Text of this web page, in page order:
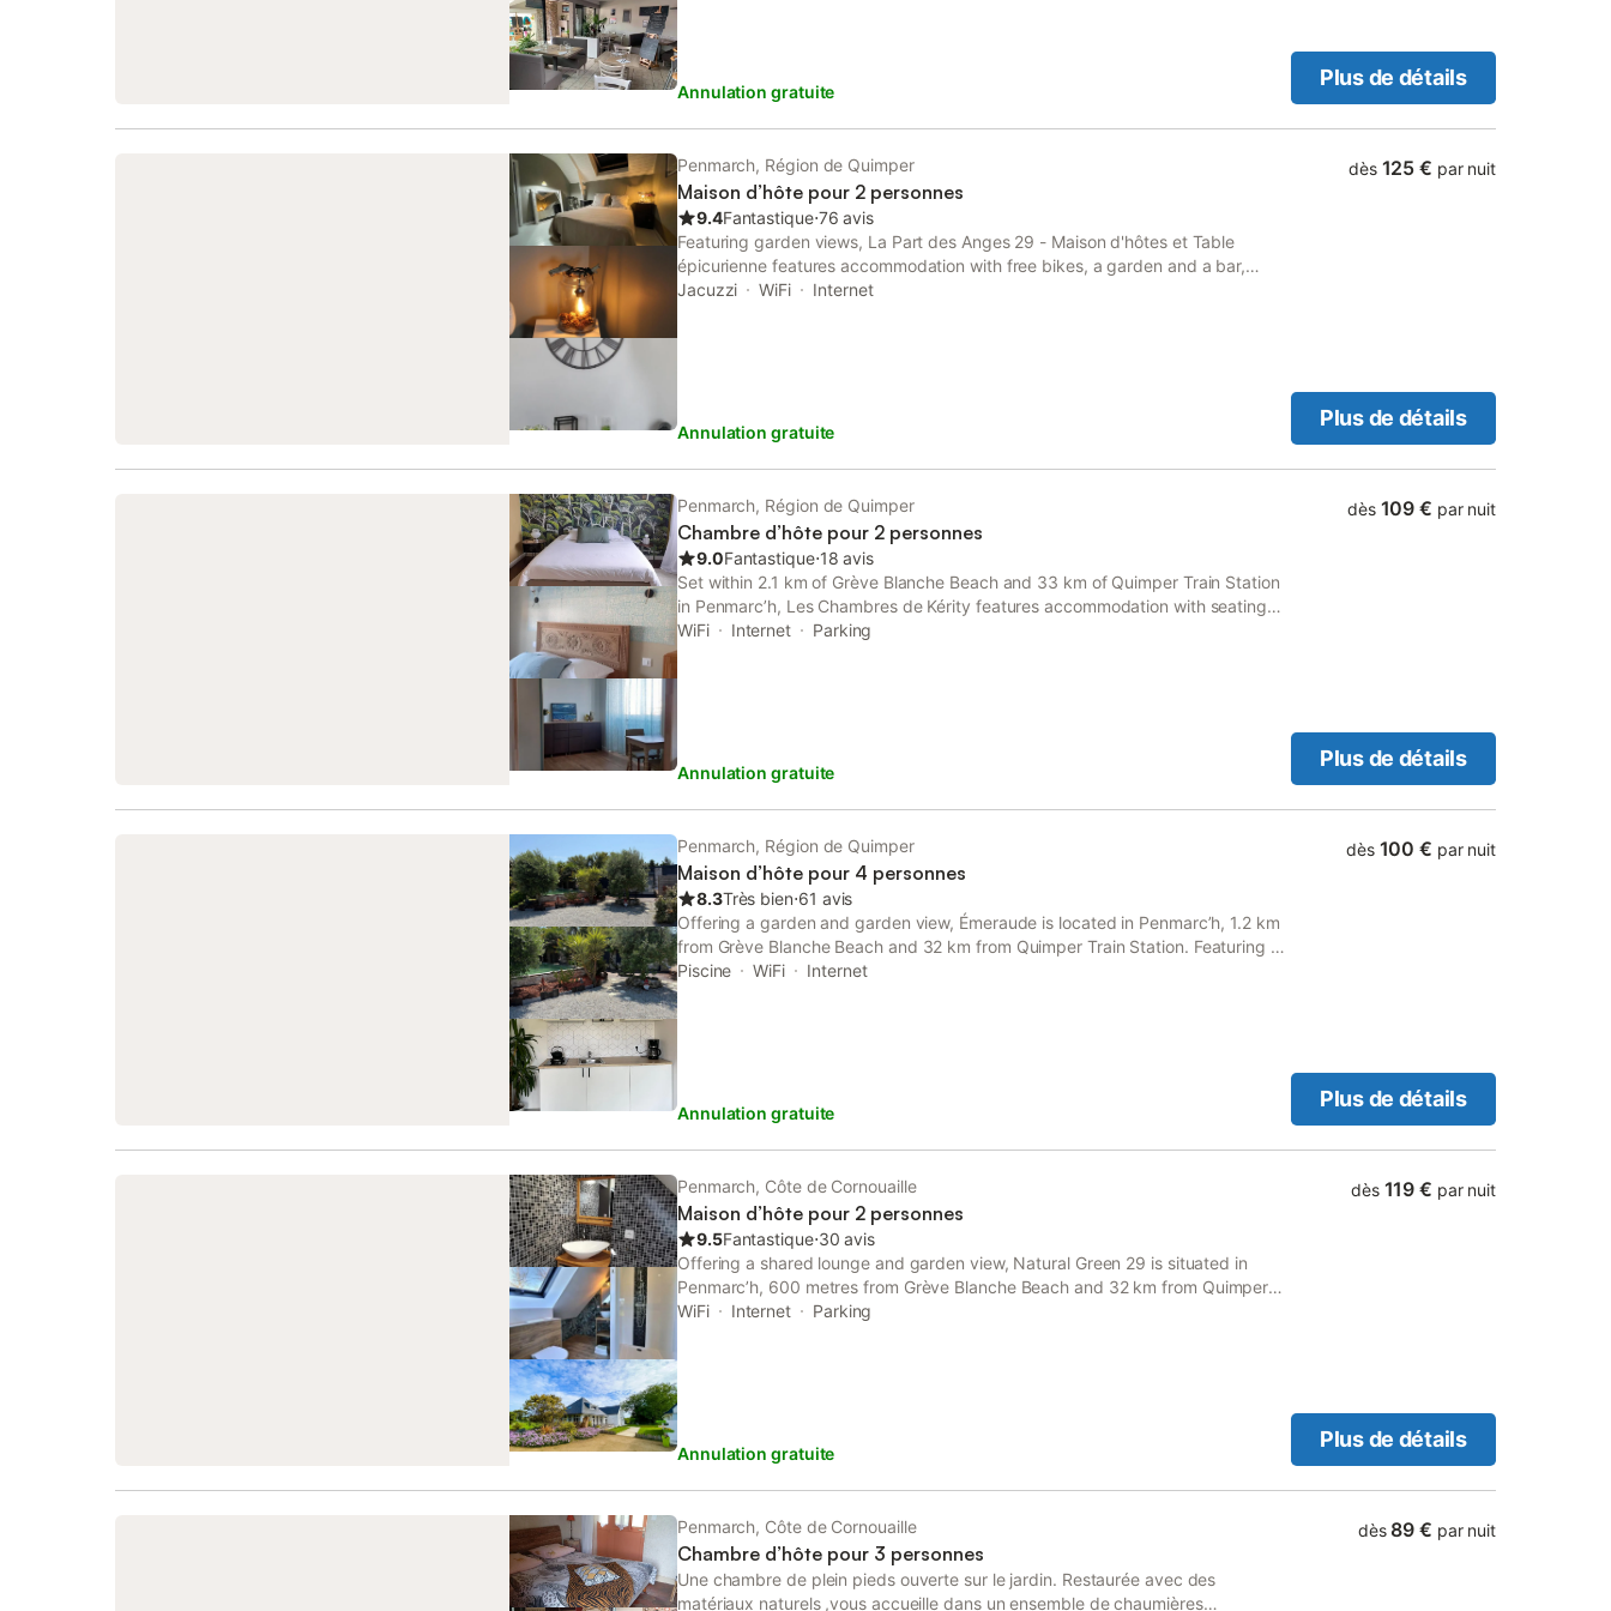
Annulation gratuite
Plus de détails
Penmarch, Région de Quimper
Maison d’hôte pour 2 personnes
9.4Fantastique⋅76 avis
Featuring garden views, La Part des Anges 29 - Maison d'hôtes et Table
épicurienne features accommodation with free bikes, a garden and a bar,
around 2.1 km from Grève Blanche Beach. This property offers access to a
Jacuzzi WiFi Internet
Annulation gratuite
dès 125 € par nuit
Plus de détails
Penmarch, Région de Quimper
Chambre d’hôte pour 2 personnes
9.0Fantastique⋅18 avis
Set within 2.1 km of Grève Blanche Beach and 33 km of Quimper Train Station
in Penmarcʼh, Les Chambres de Kérity features accommodation with seating
area. This beachfront property offers access to free WiFi and free private
WiFi Internet Parking
Annulation gratuite
dès 109 € par nuit
Plus de détails
Penmarch, Région de Quimper
Maison d’hôte pour 4 personnes
8.3Très bien⋅61 avis
Offering a garden and garden view, Émeraude is located in Penmarcʼh, 1.2 km
from Grève Blanche Beach and 32 km from Quimper Train Station. Featuring a
24-hour front desk, this property also provides guests with a picnic area.
Piscine WiFi Internet
Annulation gratuite
dès 100 € par nuit
Plus de détails
Penmarch, Côte de Cornouaille
Maison d’hôte pour 2 personnes
9.5Fantastique⋅30 avis
Offering a shared lounge and garden view, Natural Green 29 is situated in
Penmarcʼh, 600 metres from Grève Blanche Beach and 32 km from Quimper
Train Station. This guest house features free private parking and full-day
WiFi Internet Parking
Annulation gratuite
dès 119 € par nuit
Plus de détails
Penmarch, Côte de Cornouaille
Chambre d’hôte pour 3 personnes
Une chambre de plein pieds ouverte sur le jardin. Restaurée avec des
matériaux naturels ,vous accueille dans un ensemble de chaumières
dès 89 € par nuit